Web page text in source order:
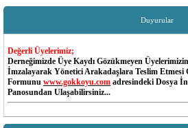
Duyurular
Değerli Üyelerimiz;
Derneğimizde Üye Kaydı Gözükmeyen
İmzalayarak Yönetici Arakadaşlara Teslim Etmesi
Formunu www.gokkoyu.com adresindeki Dosya
Panosundan Ulaşabilirsiniz...
Dernek MESAJ Sisteminde Cep Telefon Numaraları